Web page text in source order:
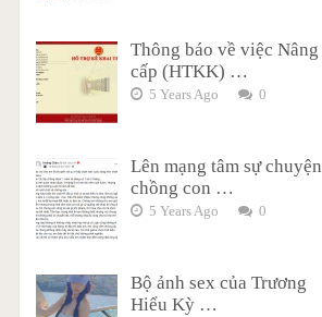
Thông báo về việc Nâng
cấp (HTKK) …
5 Years Ago 0
Lên mạng tâm sự chuyện
chồng con …
5 Years Ago 0
Bộ ảnh sex của Trương
Hiểu Kỳ …